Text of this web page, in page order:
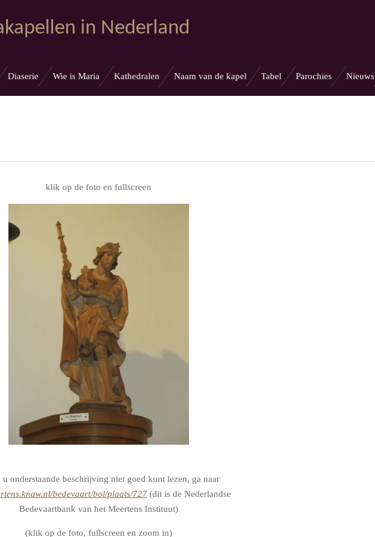
in Nederland
Diaserie Wie is Maria Kathedralen Naam van de kapel Tabel Parochies Nieuws
klik op de foto en fullscreen
u onderstaande beschrijving niet goed kunt lezen, ga naar
bedevaart/bol/plaats/727 (dit is de Nederlandse
Bedevaartbank van het Meertens Instituut)
(klik op de foto, fullscreen en zoom in)